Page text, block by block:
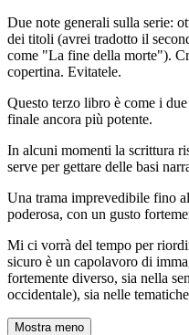
Due note generali sulla serie:
dei titoli (avrei tradotto il
come "La fine della morte").
copertina. Evitatele.
Questo terzo libro è come i
finale ancora più potente.
In alcuni momenti la scrittura
serve per gettare delle basi
Una trama imprevedibile fino
poderosa, con un gusto
Mi ci vorrà del tempo per
sicuro è un capolavoro di
fortemente diverso, sia nella
occidentale), sia nelle
Mostra meno